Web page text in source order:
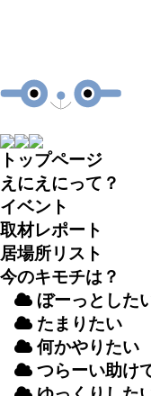
トップページ
えにえにって？
イベント
取材レポート
居場所リスト
今のキモチは？
ぼーっとした
たまりたい
何かやりたい
つらーい助け